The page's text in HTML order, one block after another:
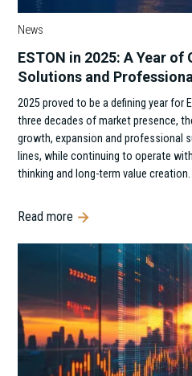
News
ESTON in 2025: A Year
Solutions and
2025 proved to be a defining year for
three decades of market presence,
growth, expansion and professional
lines, while continuing to operate
thinking and long-term value creation.
Read more